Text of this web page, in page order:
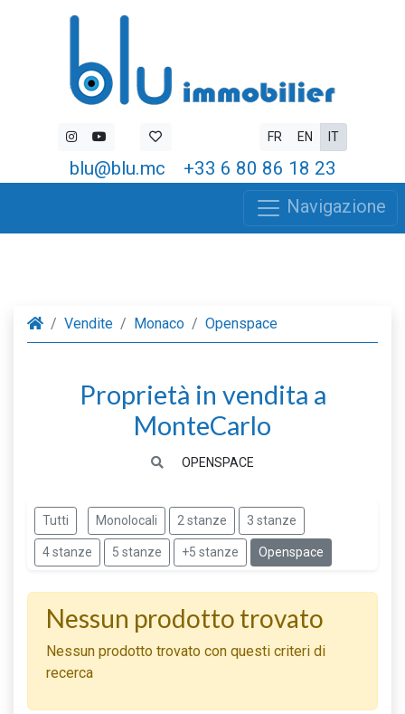
FR EN IT
blu@blu.mc
+33 6 80 86 18 23
Navigazione
Vendite Monaco Openspace
Proprietà in vendita a
MonteCarlo
OPENSPACE
Tutti Monolocali 2 stanze 3 stanze
4 stanze 5 stanze +5 stanze Openspace
Nessun prodotto trovato
Nessun prodotto trovato con questi criteri di
recerca